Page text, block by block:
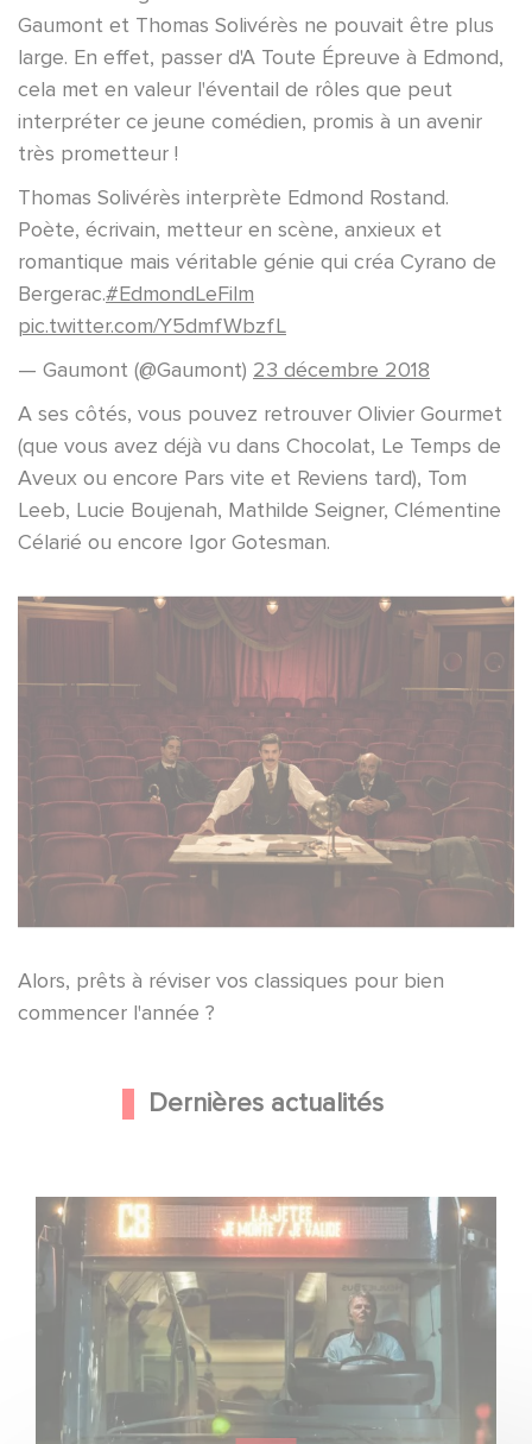
Gaumont et Thomas Solivérès ne pouvait être plus
large. En effet, passer d'A Toute Épreuve à Edmond,
cela met en valeur l'éventail de rôles que peut
interpréter ce jeune comédien, promis à un avenir
très prometteur !
Thomas Solivérès interprète Edmond Rostand.
Poète, écrivain, metteur en scène, anxieux et
romantique mais véritable génie qui créa Cyrano de
Bergerac.#EdmondLeFilm
pic.twitter.com/Y5dmfWbzfL
— Gaumont (@Gaumont) 23 décembre 2018
A ses côtés, vous pouvez retrouver Olivier Gourmet
(que vous avez déjà vu dans Chocolat, Le Temps de
Aveux ou encore Pars vite et Reviens tard), Tom
Leeb, Lucie Boujenah, Mathilde Seigner, Clémentine
Célarié ou encore Igor Gotesman.
Alors, prêts à réviser vos classiques pour bien
commencer l'année ?
Dernières actualités
Une date de sortie pour le nouveau film de Franck
Dubosc